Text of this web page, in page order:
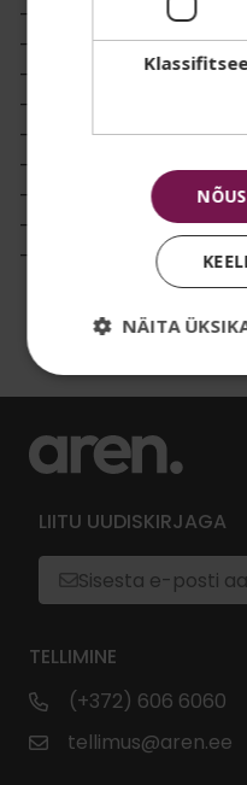
– Katkestuslülitiga
– Ioontehnoloogia
– 3 temperatuuriastet
– 2 õhukiirust
– Eemaldatav otsik
– BLDC-mootor
– 50 cm spiraalkaabel
– Otseühendus
– Võimsus 1400 W
LIITU UUDISKIRJAGA
TELLIMINE
(+372) 606 6060
tellimus@aren.ee
NÄITA